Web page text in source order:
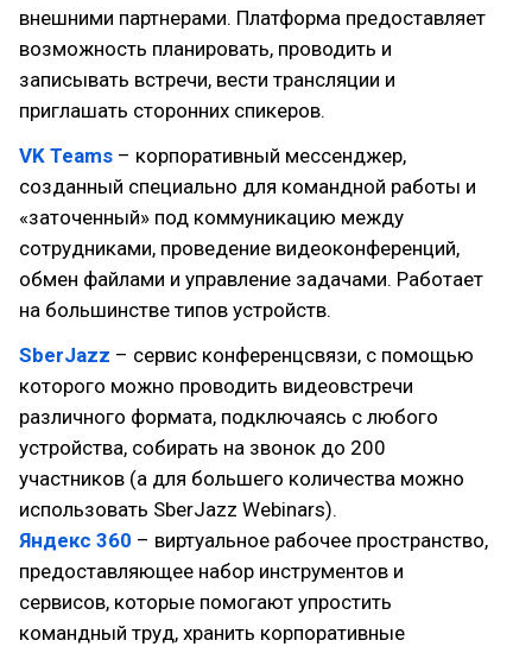
внешними партнерами. Платформа предоставляет
возможность планировать, проводить и
записывать встречи, вести трансляции и
приглашать сторонних спикеров.
VK Teams – корпоративный мессенджер,
созданный специально для командной работы и
«заточенный» под коммуникацию между
сотрудниками, проведение видеоконференций,
обмен файлами и управление задачами. Работает
на большинстве типов устройств.
SberJazz – сервис конференцсвязи, с помощью
которого можно проводить видеовстречи
различного формата, подключаясь с любого
устройства, собирать на звонок до 200
участников (а для большего количества можно
использовать SberJazz Webinars).
Яндекс 360 – виртуальное рабочее пространство,
предоставляющее набор инструментов и
сервисов, которые помогают упростить
командный труд, хранить корпоративные